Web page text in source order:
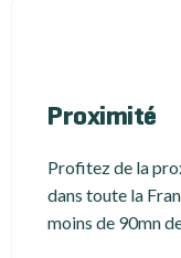
Proximité
Profitez de la
dans toute la
moins de 90mn